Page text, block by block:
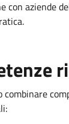
con aziende
combinare